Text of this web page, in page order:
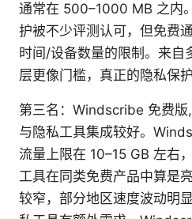
通常在 500–1000 MB 之内
护被不少评测认可，但免费
时间/设备数量的限制。来自
层更像门槛，真正的隐私保
第三名：Windscribe 免费
与隐私工具集成较好。
流量上限在 10–15 GB 左右
工具在同类免费产品中算是
较窄，部分地区速度波动明